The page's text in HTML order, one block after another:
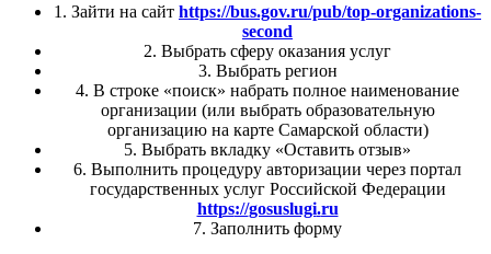
1. Зайти на сайт https://bus.gov.ru/pub/top-organizations-
second
2. Выбрать сферу оказания услуг
3. Выбрать регион
4. В строке «поиск» набрать полное наименование
организации (или выбрать образовательную
организацию на карте Самарской области)
5. Выбрать вкладку «Оставить отзыв»
6. Выполнить процедуру авторизации через портал
государственных услуг Российской Федерации
https://gosuslugi.ru
7. Заполнить форму